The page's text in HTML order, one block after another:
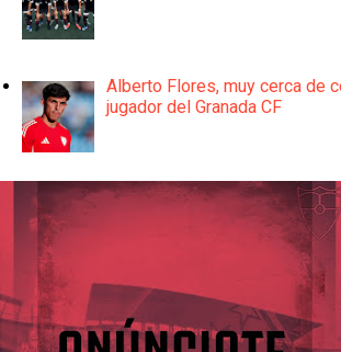
Alberto Flores, muy cerca de
jugador del Granada CF